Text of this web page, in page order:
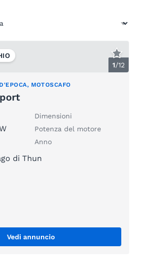
1/12
MOTOSCAFO
Dimensioni
Potenza del motore
Anno
di Thun
Vedi annuncio